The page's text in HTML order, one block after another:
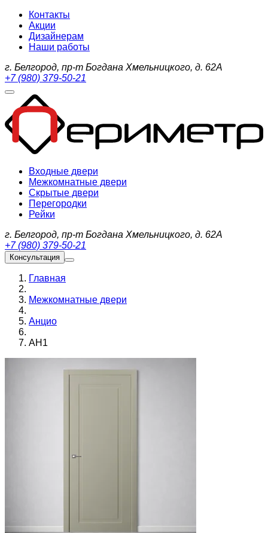
Контакты
Акции
Дизайнерам
Наши работы
г. Белгород, пр-т Богдана Хмельницкого, д. 62А
+7 (980) 379-50-21
Входные двери
Межкомнатные двери
Скрытые двери
Перегородки
Рейки
г. Белгород, пр-т Богдана Хмельницкого, д. 62А
+7 (980) 379-50-21
Консультация
Главная
Межкомнатные двери
Анцио
АН1